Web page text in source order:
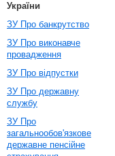
України
ЗУ Про банкрутство
ЗУ Про виконавче
провадження
ЗУ Про відпустки
ЗУ Про державну
службу
ЗУ Про
загальнообов'язкове
державне пенсійне